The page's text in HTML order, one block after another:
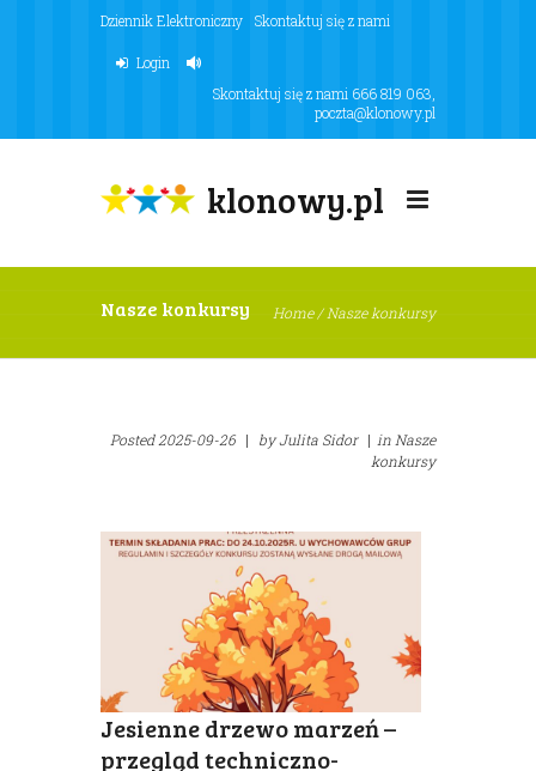
Dziennik Elektroniczny Skontaktuj się z nami
Login
Skontaktuj się z nami 666 819 063
poczta@klonowy.pl
klonowy.pl
Home/Nasze konkursy
Nasze konkursy
Posted2025-09-26 | byJulita Sidor | inNasze
konkursy
Jesienne drzewo marzeń –
przegląd techniczno-